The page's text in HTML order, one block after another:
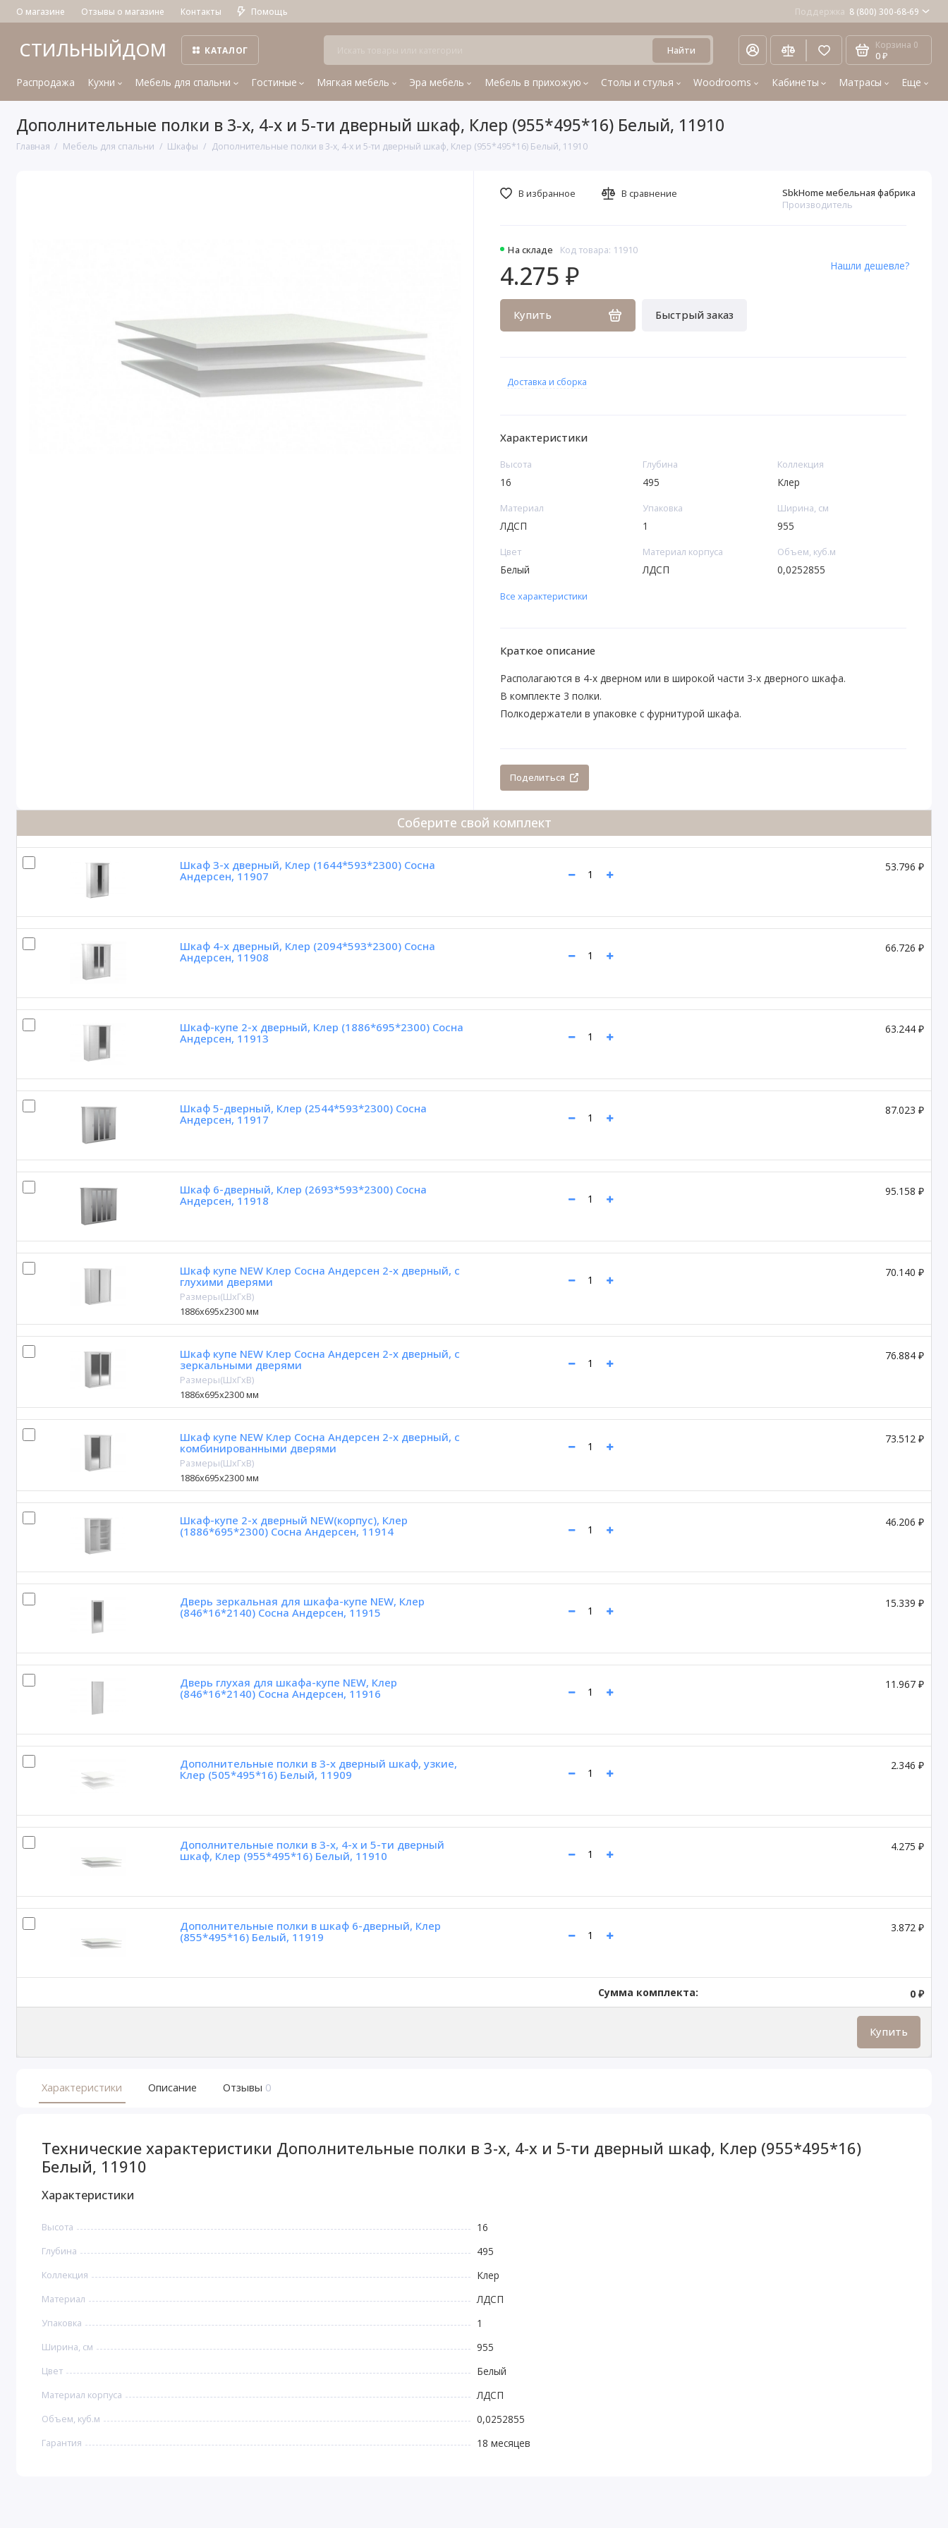
О магазине Отзывы о магазине Контакты Помощь Поддержка 8 (800) 300-68-69
СТИЛЬНЫЙДОМ КАТАЛОГ Найти Корзина 0
0 ₽
Распродажа Кухни Мебель для спальни Гостиные Мягкая мебель Эра мебель Мебель в прихожую Столы и стулья Woodrooms Кабинеты Матрасы Еще
Дополнительные полки в 3-х, 4-х и 5-ти дверный шкаф, Клер (955*495*16) Белый, 11910
Главная Мебель для спальни Шкафы Дополнительные полки в 3-х, 4-х и 5-ти дверный шкаф, Клер (955*495*16) Белый, 11910
На складе Код товара: 11910
SbkHome мебельная фабрика
Производитель
4.275 ₽
Купить Быстрый заказ
Нашли дешевле?
В избранное В сравнение
Доставка и сборка
Характеристики
Высота
16
Глубина
495
Коллекция
Клер
Материал
ЛДСП
Упаковка
1
Ширина, см
955
Цвет
Белый
Материал корпуса
ЛДСП
Объем, куб.м
0,0252855
Все характеристики
Краткое описание
Располагаются в 4-х дверном или в широкой части 3-х дверного шкафа.
В комплекте 3 полки.
Полкодержатели в упаковке с фурнитурой шкафа.
Поделиться
Соберите свой комплект
Шкаф 3-х дверный, Клер (1644*593*2300) Сосна
Андерсен, 11907
53.796 ₽
Шкаф 4-х дверный, Клер (2094*593*2300) Сосна
Андерсен, 11908
66.726 ₽
Шкаф-купе 2-х дверный, Клер (1886*695*2300) Сосна
Андерсен, 11913
63.244 ₽
Шкаф 5-дверный, Клер (2544*593*2300) Сосна
Андерсен, 11917
87.023 ₽
Шкаф 6-дверный, Клер (2693*593*2300) Сосна
Андерсен, 11918
95.158 ₽
Шкаф купе NEW Клер Сосна Андерсен 2-х дверный, с
глухими дверями
Размеры(ШxГxВ)
1886х695х2300 мм
70.140 ₽
Шкаф купе NEW Клер Сосна Андерсен 2-х дверный, с
зеркальными дверями
Размеры(ШxГxВ)
1886х695х2300 мм
76.884 ₽
Шкаф купе NEW Клер Сосна Андерсен 2-х дверный, с
комбинированными дверями
Размеры(ШxГxВ)
1886х695х2300 мм
73.512 ₽
Шкаф-купе 2-х дверный NEW(корпус), Клер
(1886*695*2300) Сосна Андерсен, 11914
46.206 ₽
Дверь зеркальная для шкафа-купе NEW, Клер
(846*16*2140) Сосна Андерсен, 11915
15.339 ₽
Дверь глухая для шкафа-купе NEW, Клер
(846*16*2140) Сосна Андерсен, 11916
11.967 ₽
Дополнительные полки в 3-х дверный шкаф, узкие,
Клер (505*495*16) Белый, 11909
2.346 ₽
Дополнительные полки в 3-х, 4-х и 5-ти дверный
шкаф, Клер (955*495*16) Белый, 11910
4.275 ₽
Дополнительные полки в шкаф 6-дверный, Клер
(855*495*16) Белый, 11919
3.872 ₽
Сумма комплекта: 0 ₽
Купить
Характеристики Описание Отзывы 0
Технические характеристики Дополнительные полки в 3-х, 4-х и 5-ти дверный шкаф, Клер (955*495*16)
Белый, 11910
Характеристики
Высота 16
Глубина 495
Коллекция Клер
Материал ЛДСП
Упаковка 1
Ширина, см 955
Цвет Белый
Материал корпуса ЛДСП
Объем, куб.м 0,0252855
Гарантия 18 месяцев